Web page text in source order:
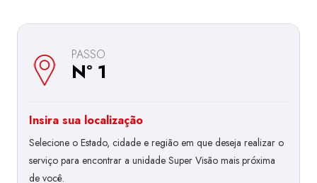
PASSO
Nº 1
Insira sua localização
Selecione o Estado, cidade e região em que deseja realizar o
serviço para encontrar a unidade Super Visão mais próxima
de você.